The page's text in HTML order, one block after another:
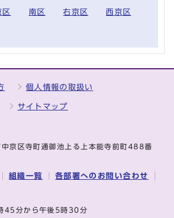
区 南区 右京区 西京区
個人情報の取扱い
サイトマップ
区寺町通御池上る上本能寺前町488番
組織一覧 各部署へのお問い合わせ
45分から午後5時30分